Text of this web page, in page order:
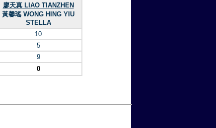
廖天真 LIAO TIANZHEN
黃馨瑤 WONG HING YIU
STELLA
10
5
9
0